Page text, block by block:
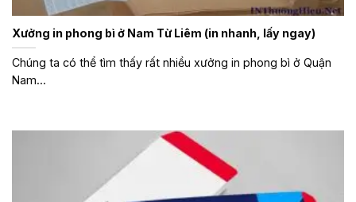
Xưởng in phong bì ở Nam Từ Liêm (in nhanh, lấy ngay)
Chúng ta có thể tìm thấy rất nhiều xưởng in phong bì ở Quận
Nam...